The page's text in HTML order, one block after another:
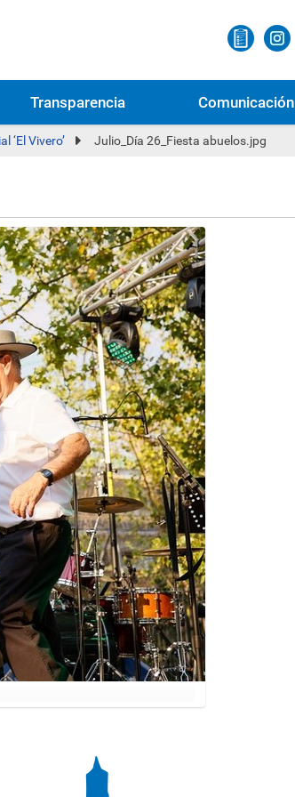
Transparencia Comunicación
‘El Vivero’ Julio_Día 26_Fiesta abuelos.jpg